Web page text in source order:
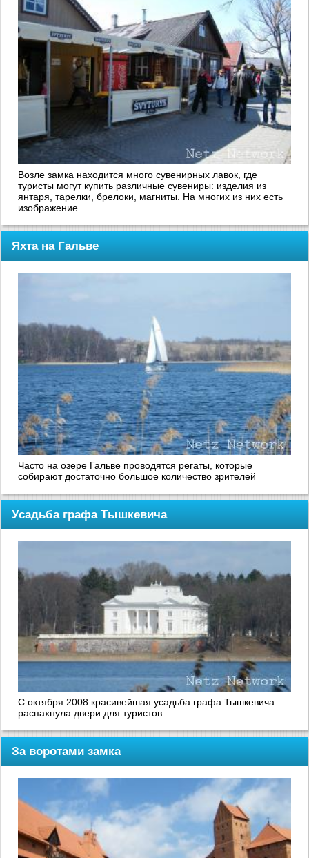
Возле замка находится много сувенирных лавок, где
туристы могут купить различные сувениры: изделия из
янтаря, тарелки, брелоки, магниты. На многих из них есть
изображение...
Яхта на Гальве
Часто на озере Гальве проводятся регаты, которые
собирают достаточно большое количество зрителей
Усадьба графа Тышкевича
С октября 2008 красивейшая усадьба графа Тышкевича
распахнула двери для туристов
За воротами замка